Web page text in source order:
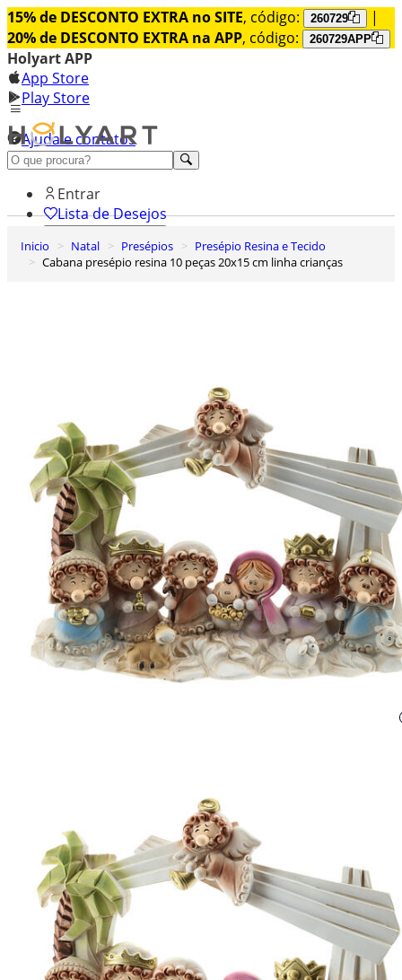
15% de DESCONTO EXTRA no SITE, código: 260729
|
20% de DESCONTO EXTRA na APP, código: 260729APP
Holyart APP
App Store
Play Store
Ajuda e contatos
Conheça premium
Entrar
Lista de Desejos
Carrinho de Compras
Inicio Natal Presépios
Presépio Resina e Tecido
Cabana presépio resina 10 peças 20x15 cm linha crianças